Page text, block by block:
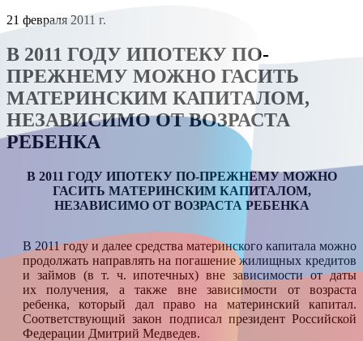
21 февраля 2011 г.
В 2011 ГОДУ ИПОТЕКУ ПО-
ПРЕЖНЕМУ МОЖНО ГАСИТЬ
МАТЕРИНСКИМ КАПИТАЛОМ,
НЕЗАВИСИМО ОТ ВОЗРАСТА
РЕБЕНКА
В 2011 ГОДУ ИПОТЕКУ ПО-ПРЕЖНЕМУ МОЖНО
ГАСИТЬ МАТЕРИНСКИМ КАПИТАЛОМ,
НЕЗАВИСИМО ОТ ВОЗРАСТА РЕБЕНКА
В 2011 году и далее средства материнского капитала можно
продолжать направлять на погашение жилищных кредитов
и займов (в т. ч. ипотечных) вне зависимости от даты
их получения, а также вне зависимости от возраста
ребенка, который дал право на материнский капитал.
Соответствующий закон подписал президент Российской
Федерации Дмитрий Медведев.